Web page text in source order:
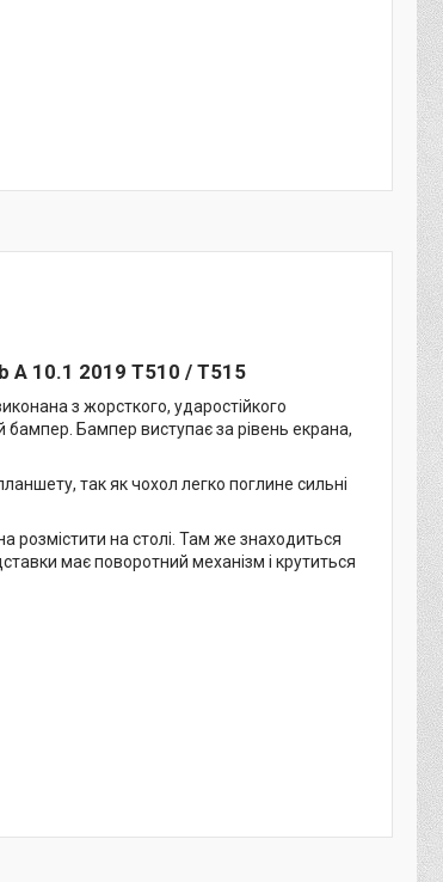
A 10.1 2019 T510 / T515
з жорсткого, ударостійкого
бампер. Бампер виступає за рівень екрана,
так як чохол легко поглине сильні
розмістити на столі. Там же знаходиться
має поворотний механізм і крутиться